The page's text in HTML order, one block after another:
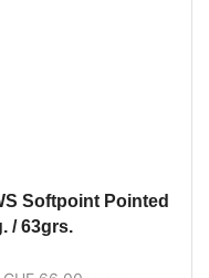
Softpoint Pointed
/ 63grs.